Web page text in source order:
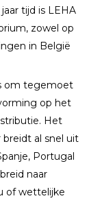
tijd is LEHA
zowel op
in België
om tegemoet
op het
Het
al snel uit
Portugal
naar
of wettelijke